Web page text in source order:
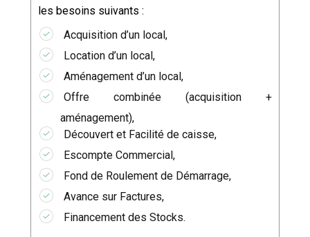
les besoins suivants :
Acquisition d’un local,
Location d’un local,
Aménagement d’un local,
Offre combinée (acquisition +
aménagement),
Découvert et Facilité de caisse,
Escompte Commercial,
Fond de Roulement de Démarrage,
Avance sur Factures,
Financement des Stocks.